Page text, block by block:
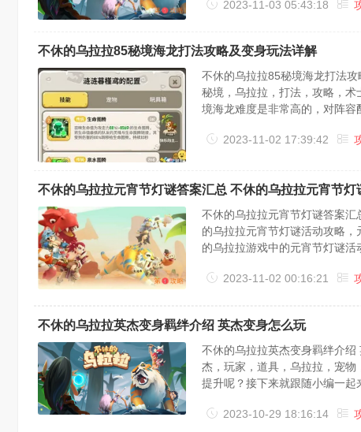
四、兑换地址1.兑换地址（点击
2023-11-03 05:43:18
不休的乌拉拉85秘境海龙打法攻略及变身玩法详解
不休的乌拉拉85秘境海龙打法
秘境，乌拉拉，打法，攻略，
境海龙难度是非常高的，对阵容
德鲁伊是胆小蛛战士不能是队
2023-11-02 17:39:42
不休的乌拉拉元宵节灯谜答案汇总 不休的乌拉拉元宵节灯
不休的乌拉拉元宵节灯谜答案
的乌拉拉元宵节灯谜活动攻略
的乌拉拉游戏中的元宵节灯谜活
最左边(打一汉字)。谜底：拉...
2023-11-02 00:16:21
不休的乌拉拉英杰变身羁绊介绍 英杰变身怎么玩
不休的乌拉拉英杰变身羁绊介
杰，玩家，道具，乌拉拉，宠
提升呢？接下来就跟随小编一
以借用该英杰的力量，在战斗
2023-10-29 18:16:14